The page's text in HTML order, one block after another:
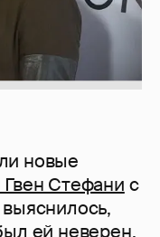
новые
Гвен Стефани с
ей неверен.